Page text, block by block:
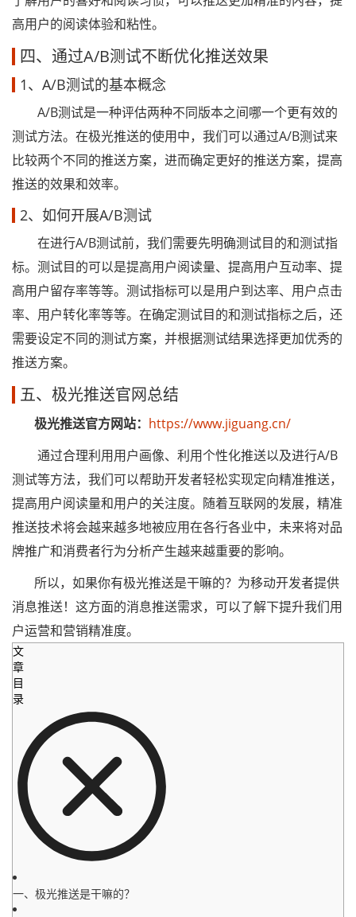
高用户的阅读体验和粘性。
四、通过A/B测试不断优化推送效果
1、A/B测试的基本概念
A/B测试是一种评估两种不同版本之间哪一个更有效的
测试方法。在极光推送的使用中，我们可以通过A/B测试来
比较两个不同的推送方案，进而确定更好的推送方案，提高
推送的效果和效率。
2、如何开展A/B测试
在进行A/B测试前，我们需要先明确测试目的和测试指
标。测试目的可以是提高用户阅读量、提高用户互动率、提
高用户留存率等等。测试指标可以是用户到达率、用户点击
率、用户转化率等等。在确定测试目的和测试指标之后，还
需要设定不同的测试方案，并根据测试结果选择更加优秀的
推送方案。
五、极光推送官网总结
极光推送官方网站： https://www.jiguang.cn/
通过合理利用用户画像、利用个性化推送以及进行A/B
测试等方法，我们可以帮助开发者轻松实现定向精准推送，
提高用户阅读量和用户的关注度。随着互联网的发展，精准
推送技术将会越来越多地被应用在各行各业中，未来将对品
牌推广和消费者行为分析产生越来越重要的影响。
所以，如果你有极光推送是干嘛的？为移动开发者提供
消息推送！这方面的消息推送需求，可以了解下提升我们用
户运营和营销精准度。
文
章
目
录
一、极光推送是干嘛的？